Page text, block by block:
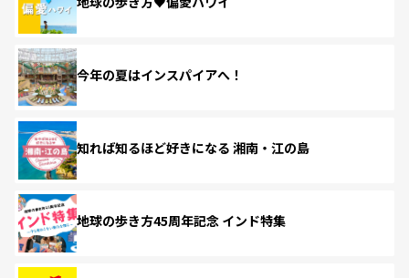
今年の夏はインスパイアへ！
知れば知るほど好きになる 湘南・江の島
地球の歩き方45周年記念 インド特集